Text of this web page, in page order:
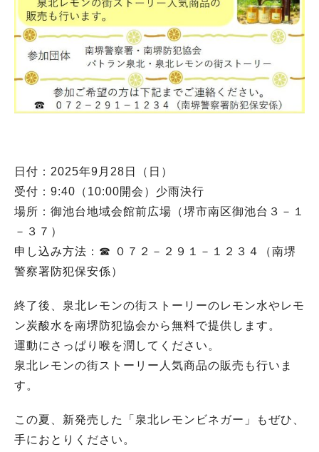
日付：2025年9月28日（日）
受付：9:40（10:00開会）少雨決行
場所：御池台地域会館前広場（堺市南区御池台３－１
－３７）
申し込み方法：☎ ０７２－２９１－１２３４（南堺
警察署防犯保安係）
終了後、泉北レモンの街ストーリーのレモン水やレモ
ン炭酸水を南堺防犯協会から無料で提供します。
運動にさっぱり喉を潤してください。
泉北レモンの街ストーリー人気商品の販売も行いま
す。
この夏、新発売した「泉北レモンビネガー」もぜひ、
手におとりください。